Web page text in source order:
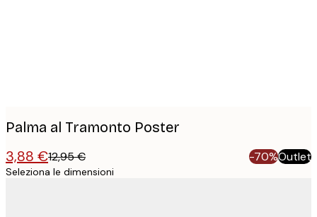
Palma al Tramonto Poster
3,88 €12,95 € -70%Outlet
Seleziona le dimensioni